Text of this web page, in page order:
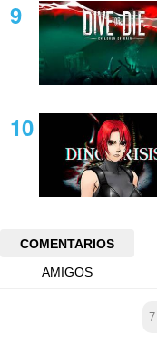
COMENTARIOS
AMIGOS
7